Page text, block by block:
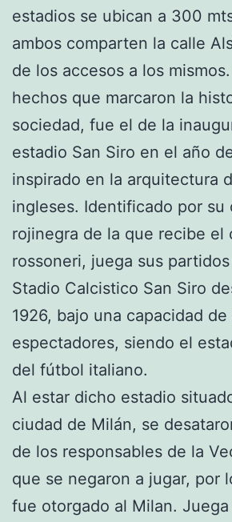
estadios se ubican a 300
ambos comparten la calle
de los accesos a los
hechos que marcaron la
sociedad, fue el de la
estadio San Siro en el año
inspirado en la arquitectura
ingleses. Identificado por su
rojinegra de la que recibe el
rossoneri, juega sus
Stadio Calcistico San Siro
1926, bajo una capacidad de
espectadores, siendo el
del fútbol italiano.
Al estar dicho estadio
ciudad de Milán, se
de los responsables de la
que se negaron a jugar, por
fue otorgado al Milan.